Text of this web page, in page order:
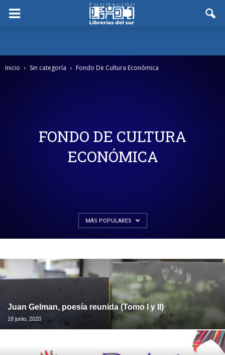
Inicio Sin categoría Fondo De Cultura Económica
FONDO DE CULTURA
ECONÓMICA
MÁS POPULARES
Juan Gelman, poesía reunida (Tomo I y II)
18 junio, 2020